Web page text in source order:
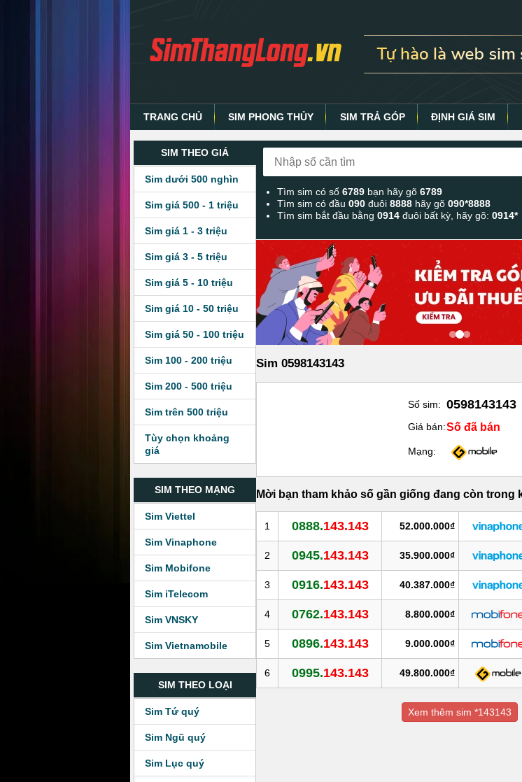
TRANG CHỦ SIM PHONG THỦY SIM TRẢ GÓP ĐỊNH GIÁ SIM
SIM THEO GIÁ
Sim dưới 500 nghìn
Sim giá 500 - 1 triệu
Sim giá 1 - 3 triệu
Sim giá 3 - 5 triệu
Sim giá 5 - 10 triệu
Sim giá 10 - 50 triệu
Sim giá 50 - 100 triệu
Sim 100 - 200 triệu
Sim 200 - 500 triệu
Sim trên 500 triệu
Tùy chọn khoảng
giá
SIM THEO MẠNG
Sim Viettel
Sim Vinaphone
Sim Mobifone
Sim iTelecom
Sim VNSKY
Sim Vietnamobile
SIM THEO LOẠI
Sim Tứ quý
Sim Ngũ quý
Sim Lục quý
Tìm sim có số6789 bạn hãy gõ6789
Tìm sim có đầu090đuôi8888 hãy gõ090*8888
Tìm sim bắt đầu bằng0914 đuôi bất kỳ, hãy gõ:0914*
Sim 0598143143
Số sim: 0598143143
Giá bán:Số đã bán
Mạng:
Mời bạn tham khảo số gần giống đang còn trong
1 0888.143.143 52.000.000₫
2 0945.143.143 35.900.000₫
3 0916.143.143 40.387.000₫
4 0762.143.143 8.800.000₫
5 0896.143.143 9.000.000₫
6 0995.143.143 49.800.000₫
Xem thêm sim *143143